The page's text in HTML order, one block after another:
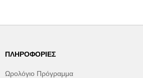
ΠΛΗΡΟΦΟΡΊΕΣ
Ωρολόγιο Πρόγραμμα